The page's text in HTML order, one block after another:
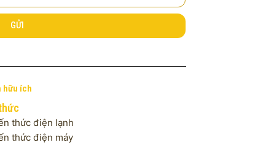
GỬI
hữu ích
thức điện lạnh
thức điện máy